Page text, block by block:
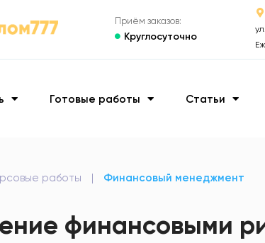
Приём заказов:
Круглосуточно
Готовые работы Статьи
работы | Финансовый менеджмент
финансовыми